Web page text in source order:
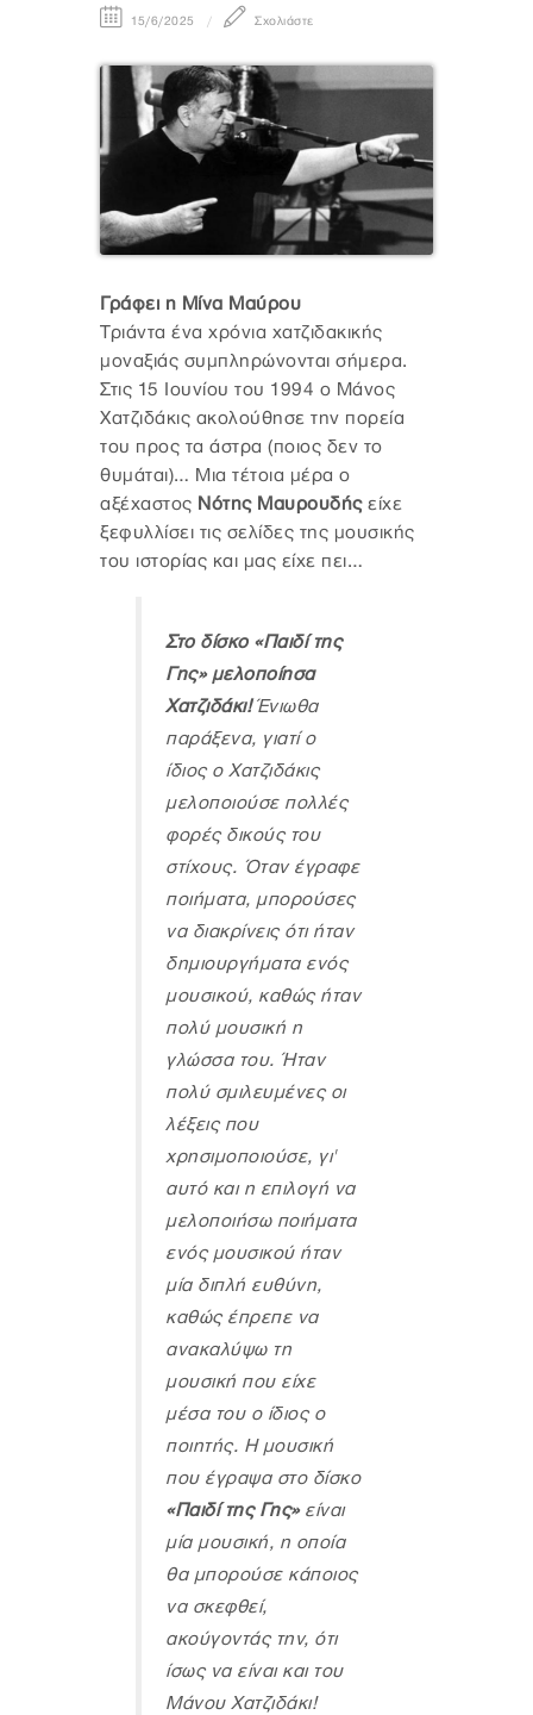
15/6/2025 Σχολιάστε
Γράφει η Μίνα Μαύρου
Τριάντα ένα χρόνια χατζιδακικής
μοναξιάς συμπληρώνονται σήμερα.
Στις 15 Ιουνίου του 1994 ο Μάνος
Χατζιδάκις ακολούθησε την πορεία
του προς τα άστρα (ποιος δεν το
θυμάται)… Μια τέτοια μέρα ο
αξέχαστος Νότης Μαυρουδήςείχε
ξεφυλλίσει τις σελίδες της μουσικής
του ιστορίας και μας είχε πει…
Στο δίσκο «Παιδί της
Γης» μελοποίησα
Χατζιδάκι!Ένιωθα
παράξενα, γιατί ο
ίδιος ο Χατζιδάκις
μελοποιούσε πολλές
φορές δικούς του
στίχους. Όταν έγραφε
ποιήματα, μπορούσες
να διακρίνεις ότι ήταν
δημιουργήματα ενός
μουσικού, καθώς ήταν
πολύ μουσική η
γλώσσα του. Ήταν
πολύ σμιλευμένες οι
λέξεις που
χρησιμοποιούσε, γι'
αυτό και η επιλογή να
μελοποιήσω ποιήματα
ενός μουσικού ήταν
μία διπλή ευθύνη,
καθώς έπρεπε να
ανακαλύψω τη
μουσική που είχε
μέσα του ο ίδιος ο
ποιητής. Η μουσική
που έγραψα στο δίσκο
«Παιδί της Γης»είναι
μία μουσική, η οποία
θα μπορούσε κάποιος
να σκεφθεί,
ακούγοντάς την, ότι
ίσως να είναι και του
Μάνου Χατζιδάκι!